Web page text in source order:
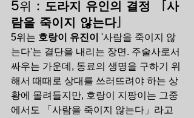
5위 : 도라지 유인의 결정 「사
람을 죽이지 않는다」
5위는 호랑이 유진이 '사람을 죽이지 않
는다'는 결단을 내리는 장면. 주술사로서
싸우는 가운데, 동료의 생명을 구하기 위
해서 때때로 상대를 쓰러뜨려야 하는 상
황에 몰려들지만, 호랑이 지팡이는 그중
에서도 「사람을 죽이지 않는다」라고